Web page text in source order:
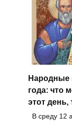
Народные
года: что
этот день,
В среду 12